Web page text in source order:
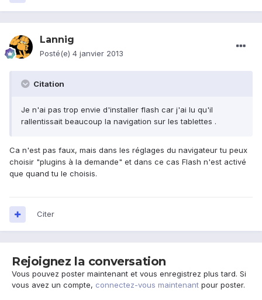
Lannig
Posté(e) 4 janvier 2013
Citation
Je n'ai pas trop envie d'installer flash car j'ai lu qu'il
rallentissait beaucoup la navigation sur les tablettes .
Ca n'est pas faux, mais dans les réglages du navigateur tu peux
choisir "plugins à la demande" et dans ce cas Flash n'est activé
que quand tu le choisis.
Citer
Rejoignez la conversation
Vous pouvez poster maintenant et vous enregistrez plus tard. Si
vous avez un compte, connectez-vous maintenant pour poster.